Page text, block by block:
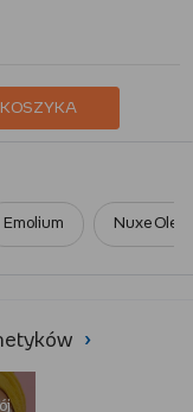
KOSZYKA
Emolium Nuxe
›